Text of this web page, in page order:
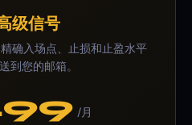
级信号
确入场点、止损和止盈水平
到您的邮箱。
/月